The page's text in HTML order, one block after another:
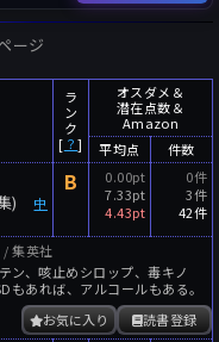
Pt
件
人
降
年
年
月
ージ
ラ
ン
ク
[ ？]
オスダメ＆
潜在点数＆
Amazon
平均点
件数
)
中
B
0.00pt
7.33pt
4.43pt
0件
3件
42件
集英社
ン、咳止めシロップ、毒キノ
もあれば、アルコールもある。
読書登録
お気に入り